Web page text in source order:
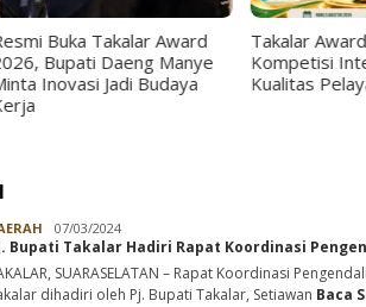
Buka Takalar Award
Bupati Daeng Manye
Inovasi Jadi Budaya
Takalar
Kompetisi
Kualitas
Rabbani
07/03/2024
Bupati Takalar Hadiri Rapat Koordinasi
SUARASELATAN – Rapat Koordinasi
dihadiri oleh Pj. Bupati Takalar, Setiawan Baca